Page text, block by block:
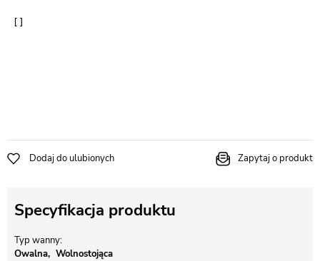
Dodaj do ulubionych Zapytaj o produkt
Specyfikacja produktu
Typ wanny
Owalna
Wolnostojąca